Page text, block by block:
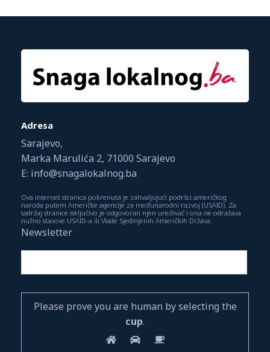
Adresa
Sarajevo,
Marka Marulića 2, 71000 Sarajevo
E: info@snagalokalnog.ba
Ova internet stranica pokrenuta je zahvaljujući podršci američkog
naroda putem Američke agencije za međunarodni razvoj (USAID). Za
sadržaj stranice isključivo je odgovoran njen uređivač i ona ne odražava
nužno stavove USAID-a ili Vlade Sjedinjenih Američkih Država.
Newsletter
Please prove you are human by selecting the
cup.